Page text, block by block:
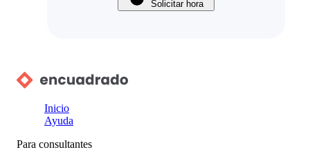
Solicitar hora
Inicio
Ayuda
Para consultantes